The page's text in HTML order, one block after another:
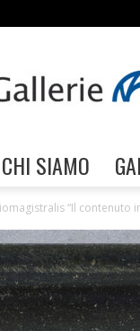
FIAF
CHI SIAMO
“Il contenuto